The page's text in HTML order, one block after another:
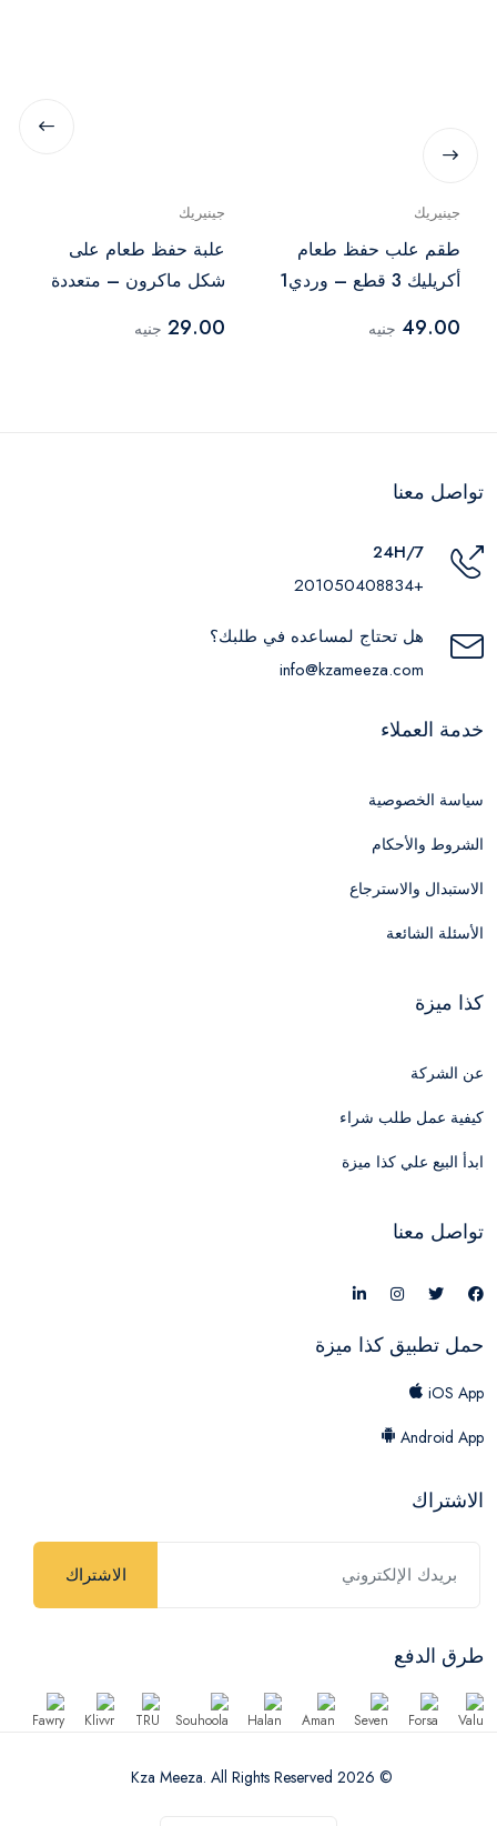
جينيريك
طقم علب حفظ طعام
أكريليك 3 قطع – وردي1
49.00 جنيه
جينيريك
علبة حفظ طعام على
شكل ماكرون – متعددة
29.00 جنيه
تواصل معنا
24H/7
+201050408834
هل تحتاج لمساعده في طلبك؟
info@kzameeza.com
خدمة العملاء
سياسة الخصوصية
الشروط والأحكام
الاستبدال والاسترجاع
الأسئلة الشائعة
كذا ميزة
عن الشركة
كيفية عمل طلب شراء
ابدأ البيع علي كذا ميزة
تواصل معنا
حمل تطبيق كذا ميزة
iOS App
Android App
الاشتراك
الاشتراك
طرق الدفع
© 2026 Kza Meeza. All Rights Reserved